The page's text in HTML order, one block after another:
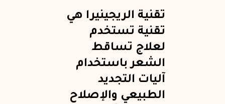
تقنية الريجينيرا هي
تقنية تستخدم
لعلاج تساقط
الشعر باستخدام
آليات التجديد
الطبيعي والإصلاح